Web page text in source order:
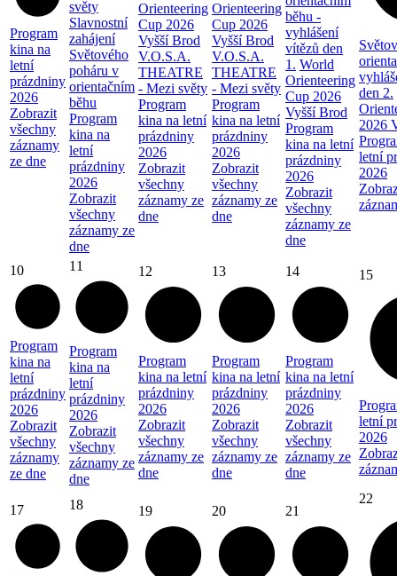
Program
kina na
letní
prázdniny
2026
Zobrazit
všechny
záznamy
ze dne
světy
Slavnostní
zahájení
Světového
poháru v
orientačním
běhu
Program
kina na
letní
prázdniny
2026
Zobrazit
všechny
záznamy ze
dne
Orienteering
Cup 2026
Vyšší Brod
V.O.S.A.
THEATRE
- Mezi světy
Program
kina na letní
prázdniny
2026
Zobrazit
všechny
záznamy ze
dne
Orienteering
Cup 2026
Vyšší Brod
V.O.S.A.
THEATRE
- Mezi světy
Program
kina na letní
prázdniny
2026
Zobrazit
všechny
záznamy ze
dne
běhu -
vyhlášení
vítězů den
1. World
Orienteering
Cup 2026
Vyšší Brod
Program
kina na letní
prázdniny
2026
Zobrazit
všechny
záznamy ze
dne
den 2.
2026
letní
2026
10
Program
kina na
letní
prázdniny
2026
Zobrazit
všechny
záznamy
ze dne
11
Program
kina na
letní
prázdniny
2026
Zobrazit
všechny
záznamy ze
dne
12
Program
kina na letní
prázdniny
2026
Zobrazit
všechny
záznamy ze
dne
13
Program
kina na letní
prázdniny
2026
Zobrazit
všechny
záznamy ze
dne
14
Program
kina na letní
prázdniny
2026
Zobrazit
všechny
záznamy ze
dne
15
letní
2026
17 18 19 20 21
22